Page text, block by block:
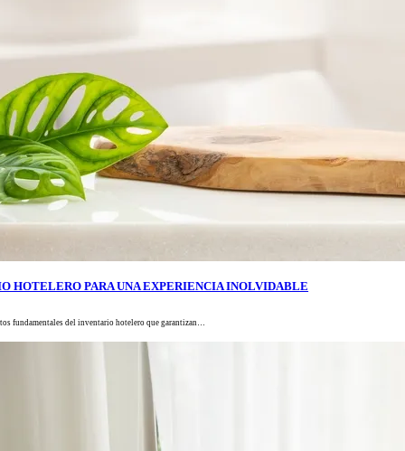
HOTELERO PARA UNA EXPERIENCIA INOLVIDABLE
fundamentales del inventario hotelero que garantizan…